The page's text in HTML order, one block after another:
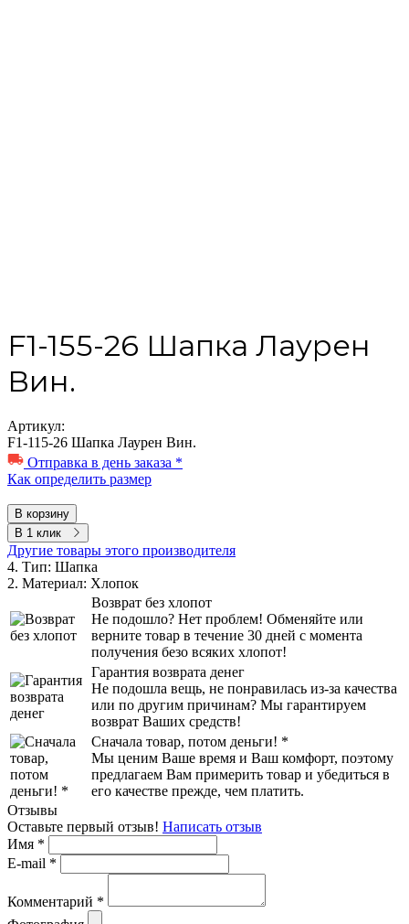
F1-155-26 Шапка Лаурен
Вин.
Артикул:
F1-115-26 Шапка Лаурен Вин.
Отправка в день заказа *
Как определить размер
В корзину
В 1 клик
Другие товары этого производителя
4. Тип: Шапка
2. Материал: Хлопок
Возврат без хлопот
Не подошло? Нет проблем! Обменяйте или
верните товар в течение 30 дней с момента
получения безо всяких хлопот!
Гарантия возврата денег
Не подошла вещь, не понравилась из-за качества
или по другим причинам? Мы гарантируем
возврат Ваших средств!
Сначала товар, потом деньги! *
Мы ценим Ваше время и Ваш комфорт, поэтому
предлагаем Вам примерить товар и убедиться в
его качестве прежде, чем платить.
Отзывы
Оставьте первый отзыв! Написать отзыв
Имя *
E-mail *
Комментарий *